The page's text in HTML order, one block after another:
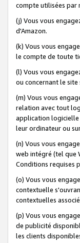
compte utilisées par
(j) Vous vous
d'Amazon.
(k) Vous vous
le compte de toute
(l) Vous vous
ou concernant le
(m) Vous vous
relation avec tout
application logicielle
leur ordinateur ou
(n) Vous vous
web intégré (tel que
Conditions requises
(o) Vous vous
contextuelle
contextuelles
(p) Vous vous
de publicité
les clients